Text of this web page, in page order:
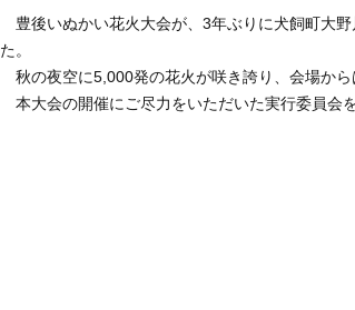
豊後いぬかい花火大会が、3年ぶりに犬飼町大
た。
秋の夜空に5,000発の花火が咲き誇り、会場から
本大会の開催にご尽力をいただいた実行委員会